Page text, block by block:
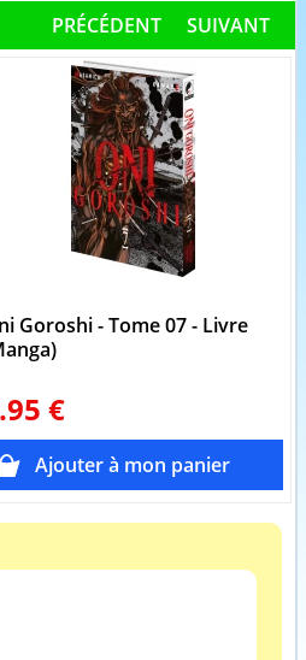
SUIVANT
PRÉCÉDENT
Goroshi - Tome 07 - Livre
€